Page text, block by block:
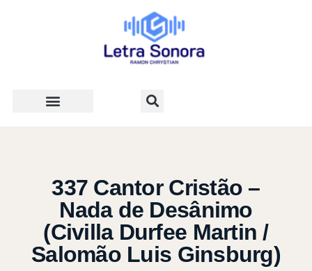
337 Cantor Cristão –
Nada de Desânimo
(Civilla Durfee Martin /
Salomão Luis Ginsburg)